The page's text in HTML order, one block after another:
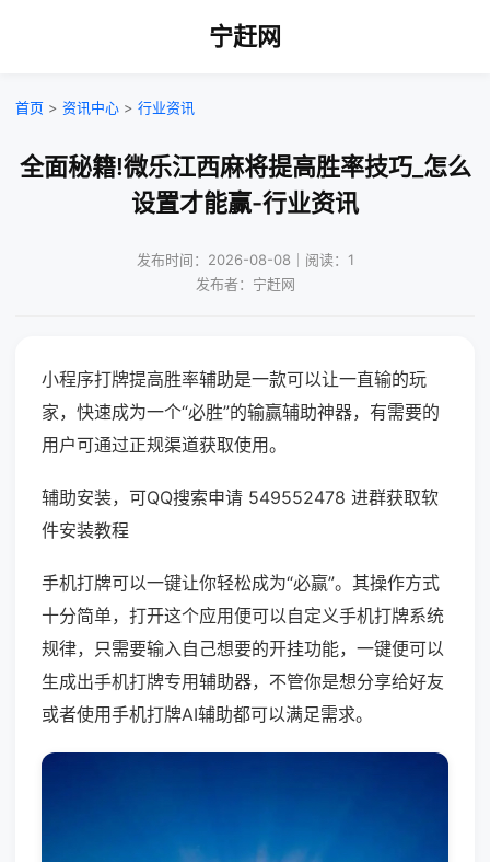
宁赶网
首页 > 资讯中心 > 行业资讯
全面秘籍!微乐江西麻将提高胜率技巧_怎么
设置才能赢-行业资讯
发布时间：2026-08-08｜阅读：1
发布者：宁赶网
小程序打牌提高胜率辅助是一款可以让一直输的玩
家，快速成为一个“必胜”的输赢辅助神器，有需要的
用户可通过正规渠道获取使用。
辅助安装，可QQ搜索申请 549552478 进群获取软
件安装教程
手机打牌可以一键让你轻松成为“必赢”。其操作方式
十分简单，打开这个应用便可以自定义手机打牌系统
规律，只需要输入自己想要的开挂功能，一键便可以
生成出手机打牌专用辅助器，不管你是想分享给好友
或者使用手机打牌AI辅助都可以满足需求。